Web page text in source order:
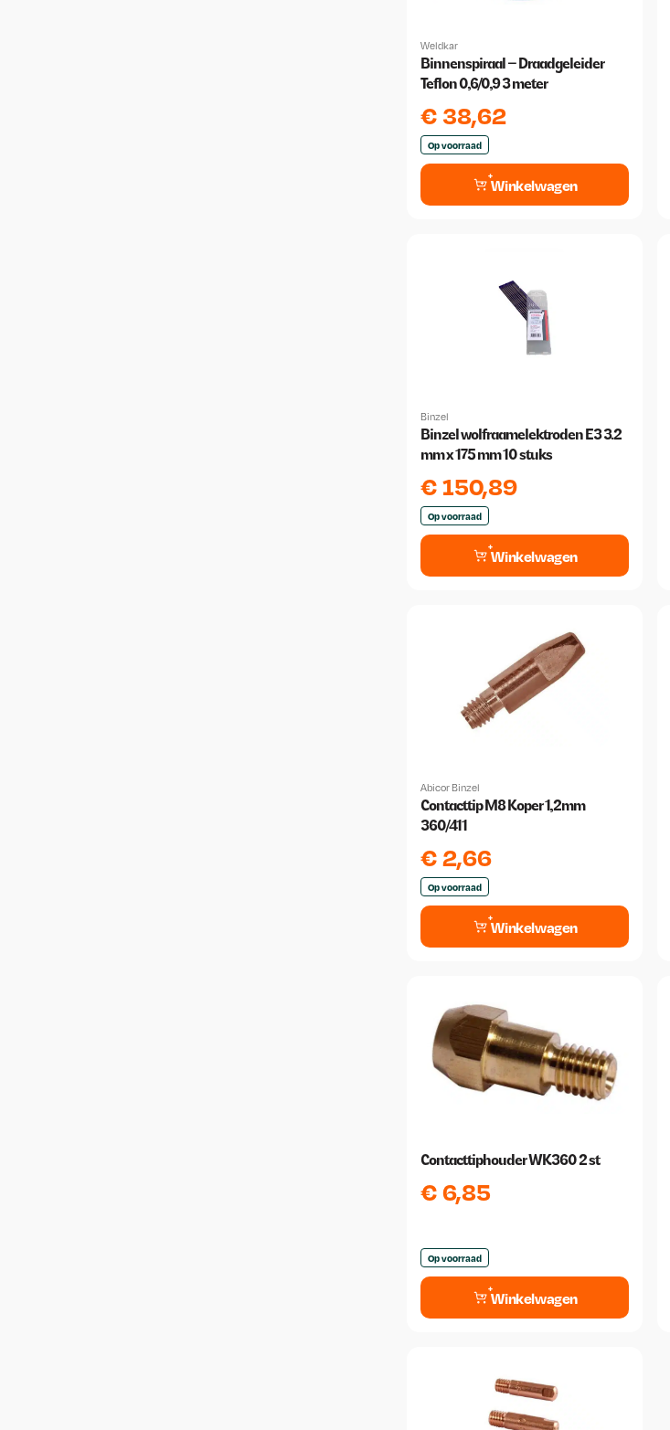
Weldkar
Binnenspiraal – Draadgeleider
Teflon 0,6/0,9 3 meter
€ 38,62
Op voorraad
Winkelwagen
Binzel
Binzel wolfraamelektroden E3 3.2
mm x 175 mm 10 stuks
€150,89
Op voorraad
Winkelwagen
Abicor Binzel
Contacttip M8 Koper 1,2mm
360/411
€2,66
Op voorraad
Winkelwagen
Contacttiphouder WK360 2 st
€6,85
Op voorraad
Winkelwagen